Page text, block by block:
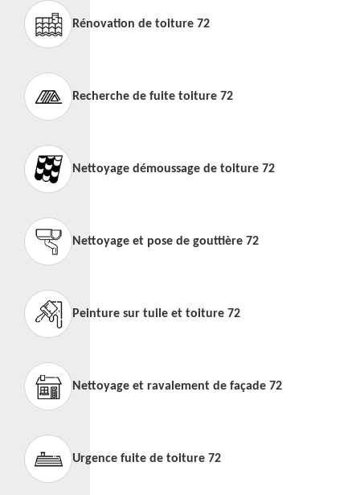
Rénovation de toiture 72
Recherche de fuite toiture 72
Nettoyage démoussage de toiture 72
Nettoyage et pose de gouttière 72
Peinture sur tuile et toiture 72
Nettoyage et ravalement de façade 72
Urgence fuite de toiture 72